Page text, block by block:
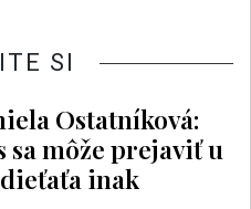
SI
Ostatníková:
sa môže prejaviť u
inak